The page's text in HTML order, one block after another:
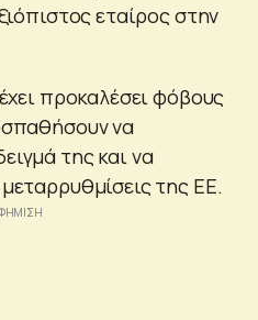
εταίρος στην
προκαλέσει φόβους
να
της και να
της ΕΕ.